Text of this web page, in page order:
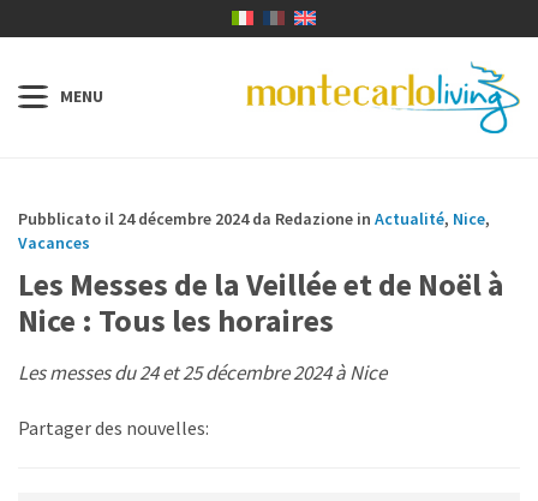
Pubblicato il 24 décembre 2024 da Redazione in Actualité, Nice,
Vacances
Les Messes de la Veillée et de Noël à
Nice : Tous les horaires
Les messes du 24 et 25 décembre 2024 à Nice
Partager des nouvelles: